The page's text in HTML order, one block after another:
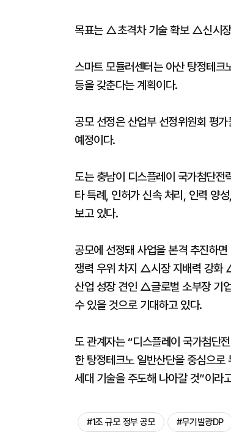
목표는 △초격차 기술 확보 △신시
스마트 모듈러센터는 아산 탕정테
등을 갖춘다는 계획이다.
공모 선정은 산업부 선정위원회 평
예정이다.
도는 충남이 디스플레이 국가첨단전
타 특례, 인허가 신속 처리, 인력 양
보고 있다.
공모에 선정돼 사업을 본격 추진하
쟁력 우위 차지 △시장 지배력 강화
산업 성장 견인 △글로벌 소부장 기
수 있을 것으로 기대하고 있다.
도 관계자는 “디스플레이 국가첨단
한 탕정테크노 일반산단을 중심으로
세대 기술을 주도해 나아갈 것”이라
#1조 규모 정부 공모 #무기발광DP